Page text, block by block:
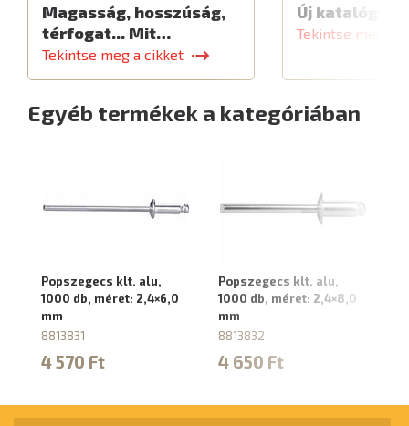
Magasság, hosszúság,
térfogat... Mit…
Tekintse meg a cikket
Új katalógus
Tekintse meg a
Egyéb termékek a kategóriában
Popszegecs klt. alu,
1000 db, méret: 2,4×6,0
mm
8813831
4 570 Ft
Popszegecs klt. alu,
1000 db, méret: 2,4×8,0
mm
8813832
4 650 Ft